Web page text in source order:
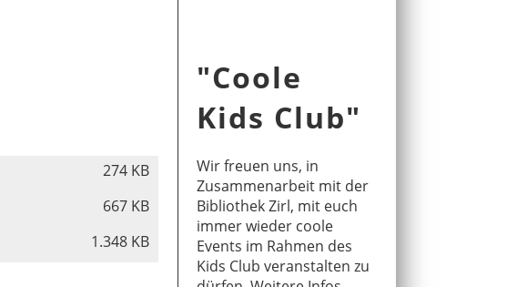
274 KB
667 KB
1.348 KB
"Coole
Kids Club"
Wir freuen uns, in
Zusammenarbeit mit der
Bibliothek Zirl, mit euch
immer wieder coole
Events im Rahmen des
Kids Club veranstalten zu